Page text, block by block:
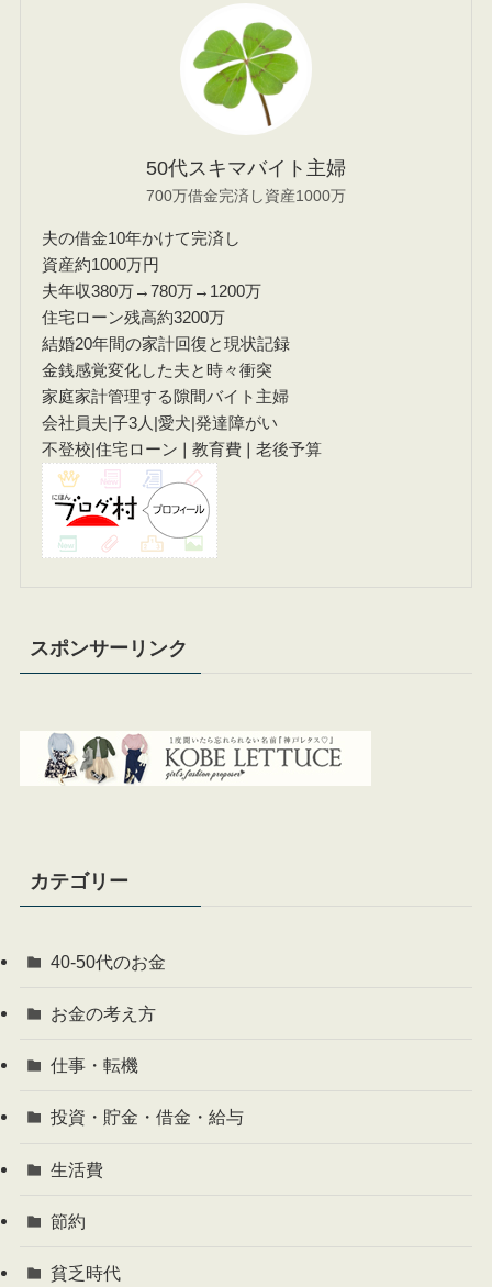
50代スキマバイト主婦
700万借金完済し資産1000万
夫の借金10年かけて完済し
資産約1000万円
夫年収380万→780万→1200万
住宅ローン残高約3200万
結婚20年間の家計回復と現状記録
金銭感覚変化した夫と時々衝突
家庭家計管理する隙間バイト主婦
会社員夫|子3人|愛犬|発達障がい
不登校|住宅ローン❘教育費❘老後予算
スポンサーリンク
カテゴリー
40-50代のお金
お金の考え方
仕事・転機
投資・貯金・借金・給与
生活費
節約
貧乏時代